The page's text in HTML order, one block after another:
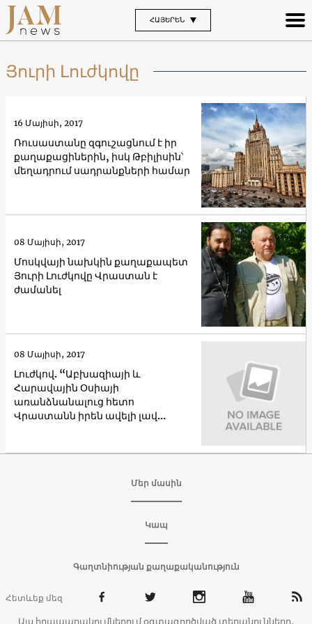
ՀԱՅԵՐԵՆ
Յուրի Լուժկովը
Ռուսաստանը զգուշացնում է իր
քաղաքացիներին, իսկ Թբիլիսին՝
մեղադրում սադրանքների համար
16 Մայիսի, 2017
Մոսկվայի նախկին քաղաքապետ
Յուրի Լուժկովը Վրաստան է
ժամանել
08 Մայիսի, 2017
Լուժկով. “Աբխազիայի և
Հարավային Օսիայի
առանձնանալուց հետո
Վրաստանն իրեն ավելի լավ
08 Մայիսի, 2017
Մեր մասին
Կապ
Գաղտնիության քաղաքականություն
Հետևեք մեզ
Այս հրապարակումներում օգտագործված տեղանունները,